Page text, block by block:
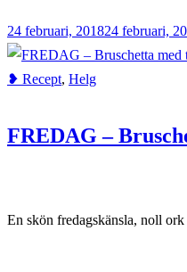
24 februari, 201824 februari,
❥ Recept, Helg
FREDAG –
En skön fredagskänsla, noll